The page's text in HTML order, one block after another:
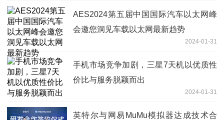
AES2024第五届中国国际汽车以太网峰
会邀您洞见车载以太网最新趋势
2024-01-31
手机市场竞争加剧，三星7天机以优质性
价比与服务脱颖而出
2024-01-31
英特尔与网易MuMu模拟器达成技术合